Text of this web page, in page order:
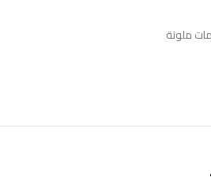
ملونة